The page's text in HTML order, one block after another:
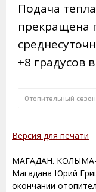
Подача
прекращена
+8 градусов
Отопительный сезон
Версия для печати
МАГАДАН. КОЛЫМА-
Магадана Юрий
окончании